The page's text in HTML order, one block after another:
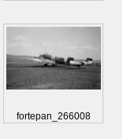
fortepan_266008